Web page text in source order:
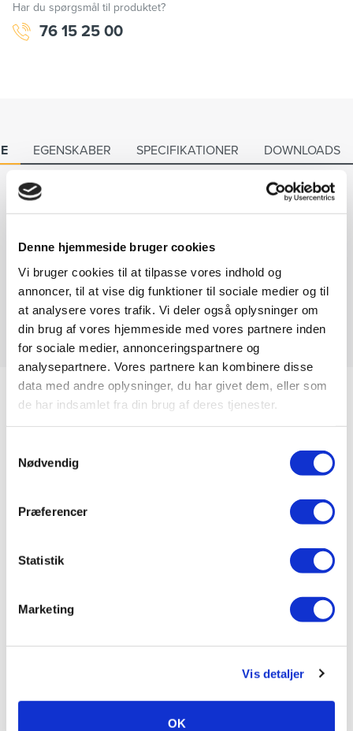
Denne hjemmeside bruger cookies
Vi bruger cookies til at tilpasse vores indhold og
annoncer, til at vise dig funktioner til sociale medier og til
at analysere vores trafik. Vi deler også oplysninger om
din brug af vores hjemmeside med vores partnere inden
for sociale medier, annonceringspartnere og
analysepartnere. Vores partnere kan kombinere disse
data med andre oplysninger, du har givet dem, eller som
de har indsamlet fra din brug af deres tjenester.
Nødvendig
Præferencer
Statistik
Marketing
Vis detaljer
OK
Har du spørgsmål til produktet?
76 15 25 00
EGENSKABER SPECIFIKATIONER DOWNLOADS
Beskrivelse
variant i boksen ovenfor.
Alle reolgavle i F1 serien er samlet i Danmark.
TILBEHØR